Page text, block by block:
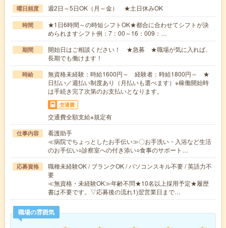
曜日頻度 週2日～5日OK（月～金） ★土日休みOK
時間
★1日6時間～の時短シフトOK★都合に合わせてシフトが決
められますシフト例：7：00～16：009：…
期間
開始日はご相談ください！ ★急募 ★職場が気に入れば、
長期でも働けます！
時給
無資格未経験：時給1600円～ 経験者：時給1800円～ ★
日払い／週払い制度あり（月払いも選べます）※稼働開始時
は手続き完了次第のお支払いとなります。
交通費
交通費全額支給※規定有
仕事内容
看護助手
≪病院でちょっとしたお手伝い≫〇お手洗い・入浴など生活
のお手伝い○診察室への付き添い○食事のサポート…
応募資格
職種未経験OK / ブランクOK / パソコンスキル不要 / 英語力不
要
≪無資格・未経験OK≫年齢不問★10名以上採用予定★履歴
書は不要です。▽応募後の流れ1)翌営業日まで…
職場の雰囲気